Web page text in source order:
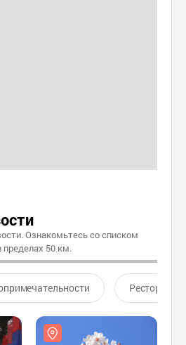
Ознакомьтесь со списком
50 км.
Ресторан